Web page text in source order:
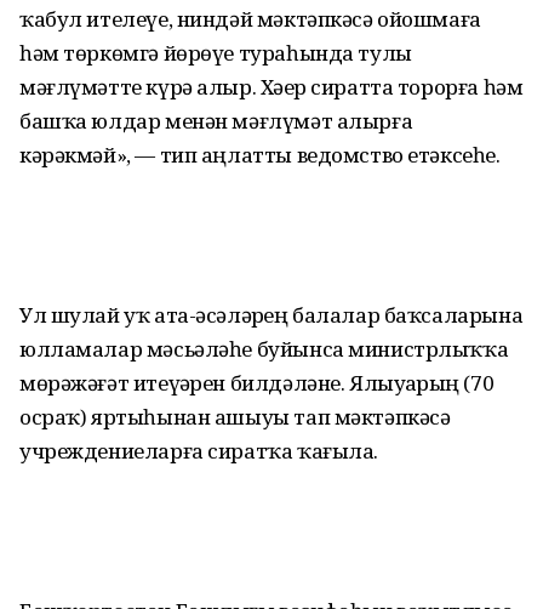
ҡабул ителеүе, ниндәй мәктәпкәсә ойошмаға
һәм төркөмгә йөрөүе тураһында тулы
мәғлүмәтте күрә алыр. Хәҙер сиратта торорға һәм
башҡа юлдар менән мәғлүмәт алырға
кәрәкмәй», — тип аңлатты ведомство етәксеһе.
Ул шулай уҡ ата-әсәләрҙең балалар баҡсаларына
юлламалар мәсьәләһе буйынса министрлыҡҡа
мөрәжәғәт итеүҙәрен билдәләне. Ялыуҙарҙың (70
осраҡ) яртыһынан ашыуы тап мәктәпкәсә
учреждениеларға сиратҡа ҡағыла.